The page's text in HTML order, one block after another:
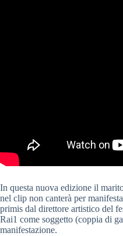
In questa nuova edizione il
nel clip non canterà per
primis dal direttore artistico del
Rai1 come soggetto (coppia di
manifestazione.